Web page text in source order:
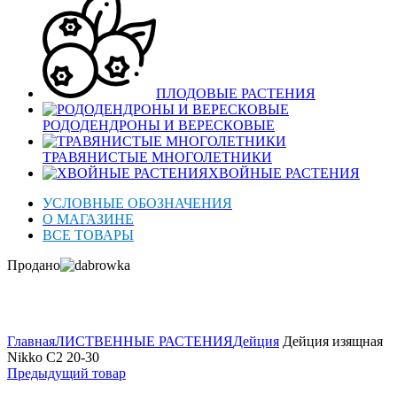
ПЛОДОВЫЕ РАСТЕНИЯ
РОДОДЕНДРОНЫ И ВЕРЕСКОВЫЕ
ТРАВЯНИСТЫЕ МНОГОЛЕТНИКИ
ХВОЙНЫЕ РАСТЕНИЯ
УСЛОВНЫЕ ОБОЗНАЧЕНИЯ
О МАГАЗИНЕ
ВСЕ ТОВАРЫ
Продано
ГлавнаяЛИСТВЕННЫЕ РАСТЕНИЯДейция Дейция изящная
Nikko C2 20-30
Предыдущий товар